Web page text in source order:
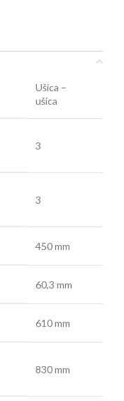
Ušica –
ušica
3
3
450 mm
60,3 mm
610 mm
830 mm